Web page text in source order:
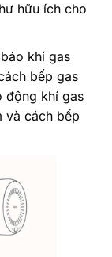
hữu ích cho
khí gas
bếp gas
động khí gas
và cách bếp